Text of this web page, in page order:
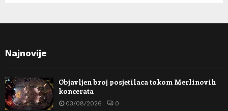
Najnovije
Objavljen broj posjetilaca tokom Merlinovih
koncerata
03/08/2026 0